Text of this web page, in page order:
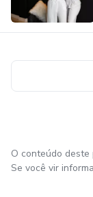
O conteúdo
Se você vir